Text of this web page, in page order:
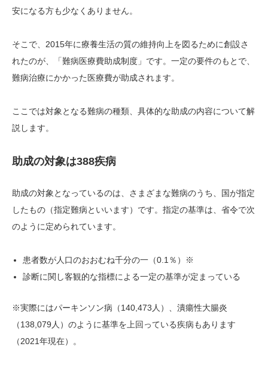
安になる方も少なくありません。
そこで、2015年に療養生活の質の維持向上を図るために創設さ
れたのが、「難病医療費助成制度」です。一定の要件のもとで、
難病治療にかかった医療費が助成されます。
ここでは対象となる難病の種類、具体的な助成の内容について解
説します。
助成の対象は388疾病
助成の対象となっているのは、さまざまな難病のうち、国が指定
したもの（指定難病といいます）です。指定の基準は、省令で次
のように定められています。
患者数が人口のおおむね千分の一（0.1％）※
診断に関し客観的な指標による一定の基準が定まっている
※実際にはパーキンソン病（140,473人）、潰瘍性大腸炎
（138,079人）のように基準を上回っている疾病もあります
（2021年現在）。